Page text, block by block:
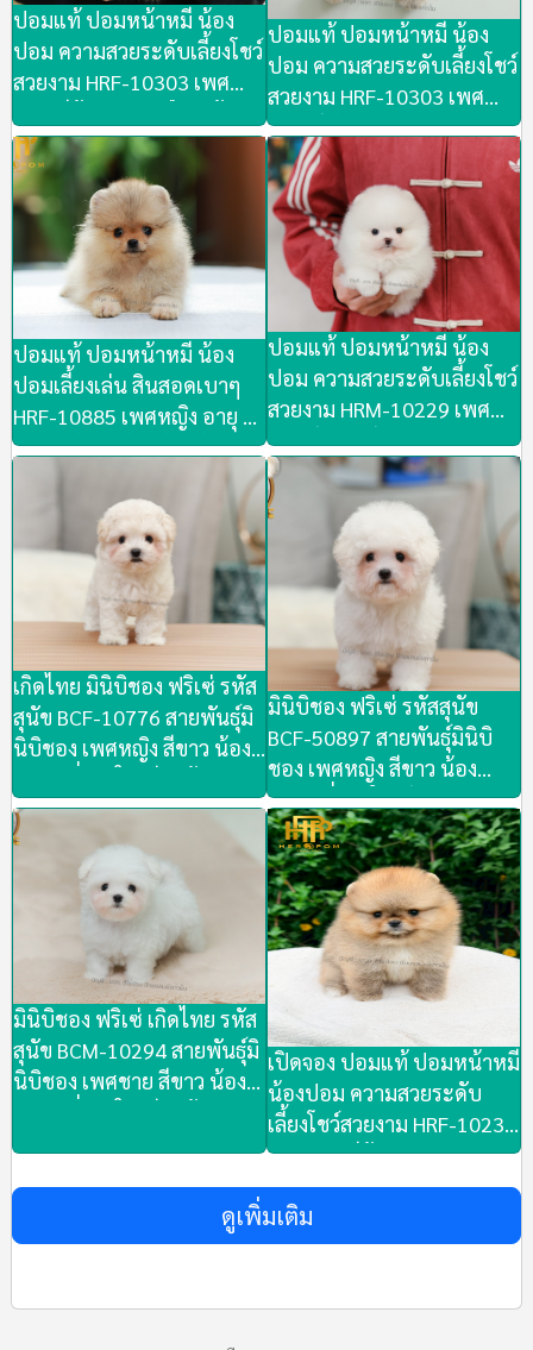
ปอมแท้ ปอมหน้าหมี น้อง
ปอม ความสวยระดับเลี้ยงโชว์
สวยงาม HRF-10303 เพศ
พร้อมย้ายบ้านเลยวันนี้ สวยๆ
ขนแน่นๆ น้องขี้เล่น
สนุกสนาน น่ารัก ชมตัวจริง
ได้ที่ ลาดพร้าว 101 ซอย 46
ปอมแท้ ปอมหน้าหมี น้อง
ปอม ความสวยระดับเลี้ยงโชว์
สวยงาม HRF-10303 เพศ
หญิง สีส้ม อายุ 2 เดือน น้อง
พร้อมย้ายบ้านเลยวันนี้ สวยๆ
ขนแน่นๆ น้องขี้เล่น
สนุกสนาน น่ารัก ชมตัวจริง
ได้ที่ ลาดพร้าว 101 ซอย 46
ปอมแท้ ปอมหน้าหมี น้อง
ปอมเลี้ยงเล่น สินสอดเบาๆ
HRF-10885 เพศหญิง อายุ 2
เดือน น้องพร้อมย้ายบ้านเลย
วันนี้ แบ่งให้ สวยๆ ขนแน่นๆ
น้องขี้เล่นสนุกสนาน น่ารัก
ชมตัวจริงได้ที่ ลาดพร้าว 101
ปอมแท้ ปอมหน้าหมี น้อง
ปอม ความสวยระดับเลี้ยงโชว์
สวยงาม HRM-10229 เพศ
ชาย สีขาวครีม อายุ 2 เดือน
น้องพร้อมย้ายบ้านเลยวันนี้
สวยๆ ขนแน่นๆ น้องขี้เล่น
สนุกสนาน น่ารัก ชมตัวจริง
ได้ที่ ลาดพร้าว 101 ซอย 46
เกิดไทย มินิบิชอง ฟริเซ่ รหัส
สุนัข BCF-10776 สายพันธุ์มิ
นิบิชอง เพศหญิง สีขาว น้อง
รัก ชมตัวจริงลาดพร้าว101
ส่งทั่วประเทศ (มีใบเพ็ดดีกรี
มินิบิชอง ฟริเซ่ รหัสสุนัข
BCF-50897 สายพันธุ์มินิบิ
ชอง เพศหญิง สีขาว น้อง
ร่าเริง นิ่งสดใส เรียบร้อย น่า
รัก ชมตัวจริงลาดพร้าว101
ส่งทั่วประเทศ (มีใบเพ็ดดีกรี
เต็มใบ)
มินิบิชอง ฟริเซ่ เกิดไทย รหัส
สุนัข BCM-10294 สายพันธุ์มิ
นิบิชอง เพศชาย สีขาว น้อง
รัก ชมตัวจริงลาดพร้าว101
เต็มใบ)
เปิดจอง ปอมแท้ ปอมหน้าหมี
น้องปอม ความสวยระดับ
เลี้ยงโชว์สวยงาม HRF-10231
เพศหญิง สีส้ม สวยๆ ขน
แน่นๆ น้องขี้เล่นสนุกสนาน
น่ารัก
ดูเพิ่มเติม